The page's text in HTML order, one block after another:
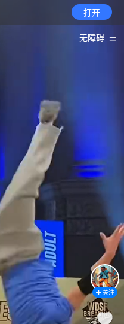
打开
无障碍
关注